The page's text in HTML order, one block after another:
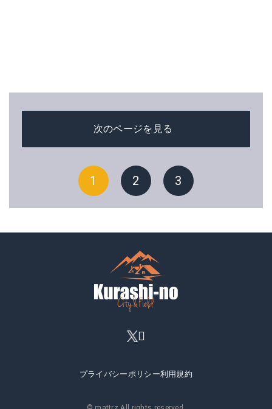
次のページを見る
1 2 3
プライバシーポリシー利用規約